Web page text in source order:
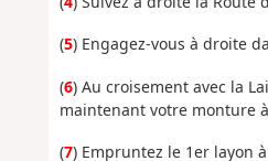
(5) Engagez-vous à droite
(6) Au croisement avec la
maintenant votre monture
(7) Empruntez le 1er layon